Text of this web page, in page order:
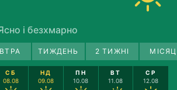
і безхмарно
ТИЖДЕНЬ 2 ТИЖНІ
СБ
08.08
НД
09.08
ПН
10.08
ВТ
11.08
СР
12.08